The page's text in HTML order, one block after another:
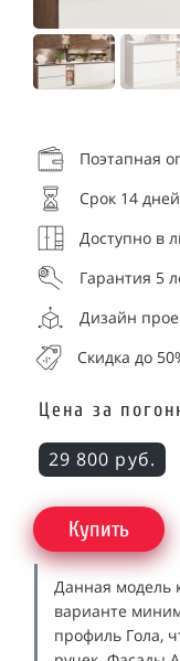
Поэтапная
Срок 14 дней
Доступно в
Гарантия 5
Дизайн
Скидка до
Цена за
29 800 руб.
Купить
Данная модель
варианте
профиль Гола,